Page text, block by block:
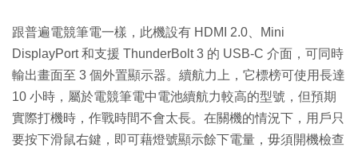
跟普遍電競筆電一樣，此機設有 HDMI 2.0、Mini
DisplayPort 和支援 ThunderBolt 3 的 USB-C 介面，可同時
輸出畫面至 3 個外置顯示器。續航力上，它標榜可使用長達
10 小時，屬於電競筆電中電池續航力較高的型號，但預期
實際打機時，作戰時間不會太長。在關機的情況下，用戶只
要按下滑鼠右鍵，即可藉燈號顯示餘下電量，毋須開機檢查